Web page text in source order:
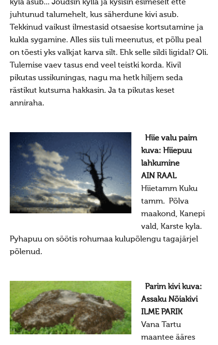
Saada oma kuva võistlusele
Hiite kuvavõistlus 2018
Hiite kuvavõistlus 2018 lisa
Hiite kuvavõistlus 2017 lisa
Hiite kuvavõistlus 2016
Hiite kuvavõistlus 2015 lisa
Hiite kuvavõistlus 2014
Hiite kuvavõistlus 2014 lisa
Hiite kuvavõistlus 2014 võitjad
Hiite kuvavõistlus 2013 lisa
Hiite kuvavõistlus 2011
Hiite kuvavõistlus 2010
Hiite kuvavõistlus 2009
kyla asub... Jõudsin kylla ja kysisin esimeselt ette
juhtunud talumehelt, kus säherdune kivi asub.
Tekkinud vaikust ilmestasid otsaesise kortsutamine ja
kukla sygamine. Alles siis tuli meenutus, et põllu peal
on tõesti yks valkjat karva silt. Ehk selle sildi ligidal? Oli.
Tulemise vaev tasus end veel teistki korda. Kivil
pikutas ussikuningas, nagu ma hetk hiljem seda
rästikut kutsuma hakkasin. Ja ta pikutas keset
anniraha.
Hiie valu paim
kuva: Hiiepuu
lahkumine
AIN RAAL
Hiietamm Kuku
tamm. Põlva
maakond, Kanepi
vald, Karste kyla.
Pyhapuu on söötis rohumaa kulupõlengu tagajärjel
põlenud.
Parim kivi kuva:
Assaku Nõiakivi
ILME PARIK
Vana Tartu
maantee ääres